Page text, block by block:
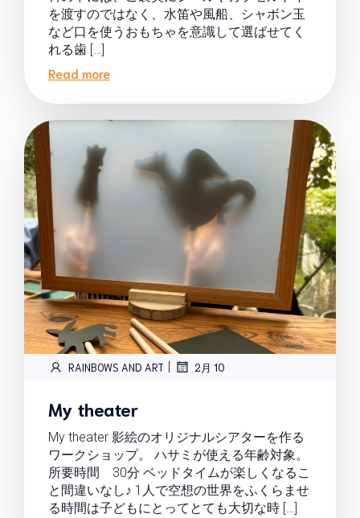
を渡すのではなく、水笛や風船、シャボン玉
など口を使うおもちゃを意識して選ばせてく
れる歯 […]
Read more
RAINBOWS AND ART | 2月 10
My theater
My theater 影絵のオリジナルシアターを作る
ワークショップ。 ハサミが使える年齢対象。
所要時間 30分 ベッドタイムが楽しくなるこ
と間違いなし♪ 1人で空想の世界をふくらませ
る時間は子どもにとってとても大切な時 […]